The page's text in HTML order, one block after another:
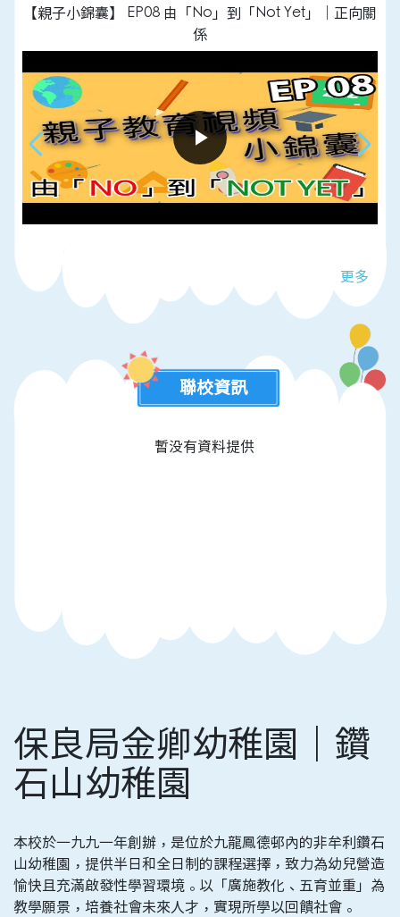
【親子小錦囊】 EP08 由「No」到「Not Yet」｜正向關
係
更多
聯校資訊
暫没有資料提供
保良局金卿幼稚園｜鑽
石山幼稚園
本校於一九九一年創辦，是位於九龍鳳德邨內的非牟利鑽石
山幼稚園，提供半日和全日制的課程選擇，致力為幼兒營造
愉快且充滿啟發性學習環境。以「廣施教化、五育並重」為
教學願景，培養社會未來人才，實現所學以回饋社會。